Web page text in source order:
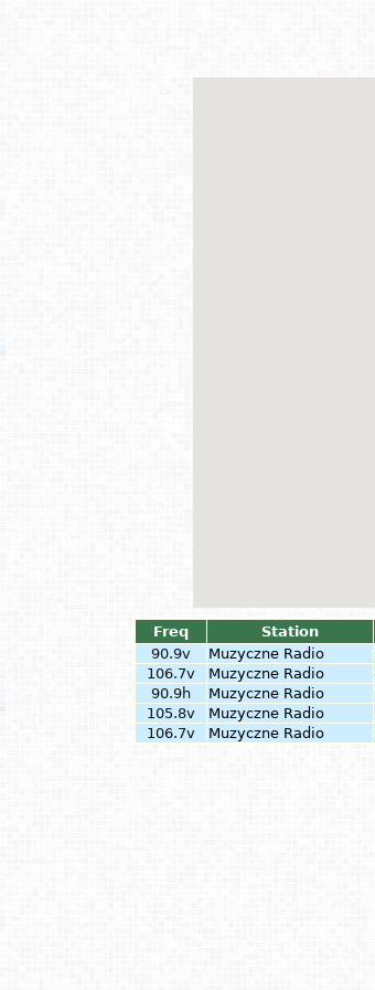
Freq Station
90.9v
Muzyczne Radio
106.7v
Muzyczne Radio
90.9h
Muzyczne Radio
105.8v
Muzyczne Radio
106.7v
Muzyczne Radio